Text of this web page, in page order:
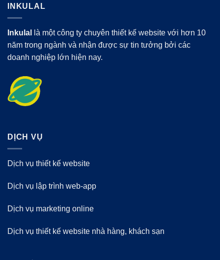
INKULAL
Inkulal
là một công ty chuyên thiết kế website với hơn 10
năm trong ngành và nhận được sự tin tưởng bởi các
doanh nghiệp lớn hiện nay.
DỊCH VỤ
Dịch vụ thiết kế website
Dịch vụ lập trình web-app
Dịch vụ marketing online
Dịch vụ thiết kế website nhà hàng, khách sạn